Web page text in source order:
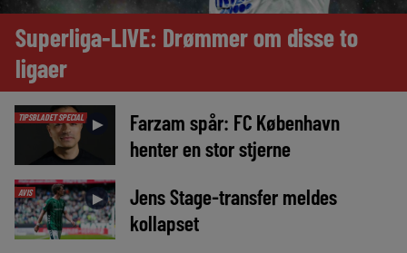
Superliga-LIVE: Drømmer om disse to
ligaer
TIPSBLADET SPECIAL ►
Farzam spår: FC København
henter en stor stjerne
AVIS ►
Jens Stage-transfer meldes
kollapset